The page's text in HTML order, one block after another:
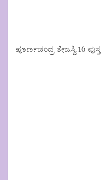
ಪೂರ್ಣಚಂದ್ರ ತೇಜಸ್ವಿ 16